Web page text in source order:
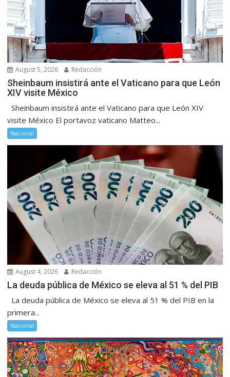
August 5, 2026 Redacción
Sheinbaum insistirá ante el Vaticano para que León
XIV visite México
Sheinbaum insistirá ante el Vaticano para que León XIV
visite México El portavoz vaticano Matteo...
Nacional
August 4, 2026 Redacción
La deuda pública de México se eleva al 51 % del PIB
La deuda pública de México se eleva al 51 % del PIB en la
primera...
Nacional